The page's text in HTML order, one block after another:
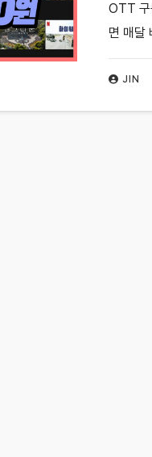
JIN
OTT 구
면 매달